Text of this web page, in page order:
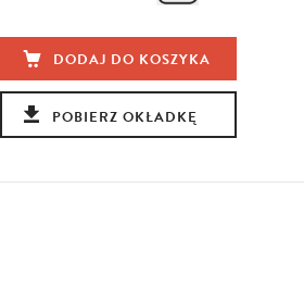
DODAJ DO KOSZYKA
POBIERZ OKŁADKĘ